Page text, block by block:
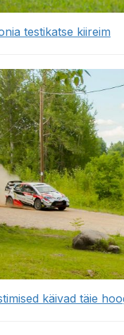
testikatse kiireim
käivad täie